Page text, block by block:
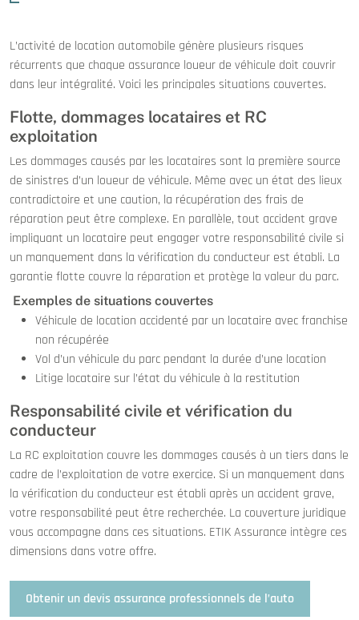
L’activité de location automobile génère plusieurs risques
récurrents que chaque assurance loueur de véhicule doit couvrir
dans leur intégralité. Voici les principales situations couvertes.
Flotte, dommages locataires et RC
exploitation
Les dommages causés par les locataires sont la première source
de sinistres d’un loueur de véhicule. Même avec un état des lieux
contradictoire et une caution, la récupération des frais de
réparation peut être complexe. En parallèle, tout accident grave
impliquant un locataire peut engager votre responsabilité civile si
un manquement dans la vérification du conducteur est établi. La
garantie flotte couvre la réparation et protège la valeur du parc.
Exemples de situations couvertes
Véhicule de location accidenté par un locataire avec franchise
non récupérée
Vol d’un véhicule du parc pendant la durée d’une location
Litige locataire sur l’état du véhicule à la restitution
Responsabilité civile et vérification du
conducteur
La RC exploitation couvre les dommages causés à un tiers dans le
cadre de l’exploitation de votre exercice. Si un manquement dans
la vérification du conducteur est établi après un accident grave,
votre responsabilité peut être recherchée. La couverture juridique
vous accompagne dans ces situations. ETIK Assurance intègre ces
dimensions dans votre offre.
Obtenir un devis assurance professionnels de l’auto